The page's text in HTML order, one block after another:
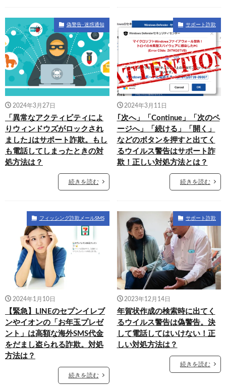
偽警告･迷惑通知
2024年3月27日
「異常なアクティビティによ
りウィンドウズがロックされ
ました｣はサポート詐欺。もし
も電話してしまったときの対
処方法は？
続きを読む
サポート詐欺
2024年3月11日
｢次へ」「Continue」「次のペ
ージへ」「続ける」「開く」
などのボタンを押すと出てく
るウイルス警告はサポート詐
欺！正しい対処方法とは？
続きを読む
フィッシング詐欺メールSMS
2024年1月10日
【緊急】LINEのセプンイレブ
ンやイオンの「お年玉プレゼ
ント」は高額な海外SMS代金
をだまし盗られる詐欺。対処
方法は？
続きを読む
サポート詐欺
2023年12月14日
年賀状作成の検索時に出てく
るウイルス警告は偽警告。決
して電話してはいけない！正
しい対処方法は？
続きを読む